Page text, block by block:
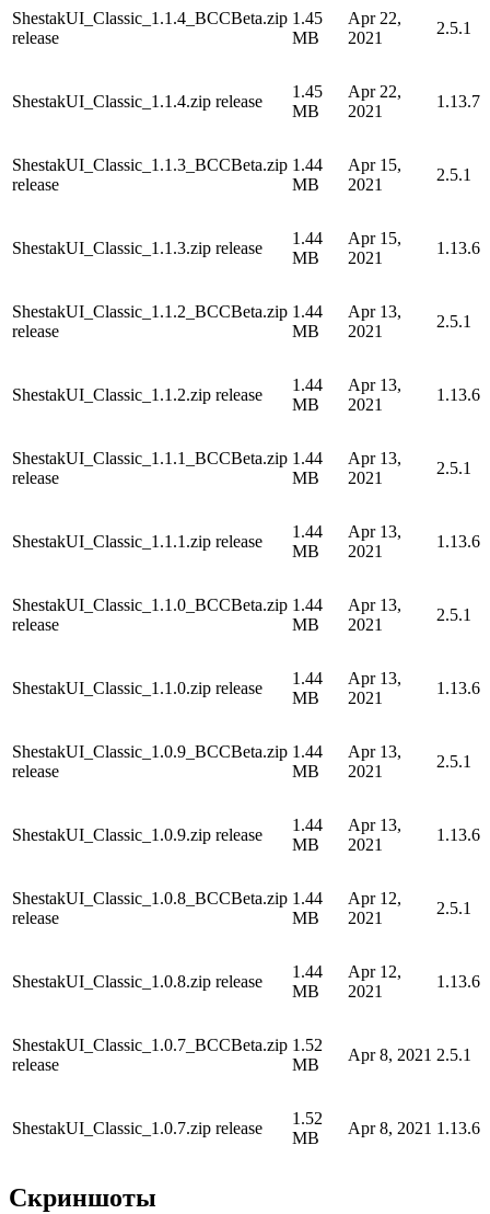
ShestakUI_Classic_1.1.4_BCCBeta.zip
release
1.45
MB
Apr 22,
2021
2.5.1
ShestakUI_Classic_1.1.4.zip release
1.45
MB
Apr 22,
2021
1.13.7
ShestakUI_Classic_1.1.3_BCCBeta.zip
release
1.44
MB
Apr 15,
2021
2.5.1
ShestakUI_Classic_1.1.3.zip release
1.44
MB
Apr 15,
2021
1.13.6
ShestakUI_Classic_1.1.2_BCCBeta.zip
release
1.44
MB
Apr 13,
2021
2.5.1
ShestakUI_Classic_1.1.2.zip release
1.44
MB
Apr 13,
2021
1.13.6
ShestakUI_Classic_1.1.1_BCCBeta.zip
release
1.44
MB
Apr 13,
2021
2.5.1
ShestakUI_Classic_1.1.1.zip release
1.44
MB
Apr 13,
2021
1.13.6
ShestakUI_Classic_1.1.0_BCCBeta.zip
release
1.44
MB
Apr 13,
2021
2.5.1
ShestakUI_Classic_1.1.0.zip release
1.44
MB
Apr 13,
2021
1.13.6
ShestakUI_Classic_1.0.9_BCCBeta.zip
release
1.44
MB
Apr 13,
2021
2.5.1
ShestakUI_Classic_1.0.9.zip release
1.44
MB
Apr 13,
2021
1.13.6
ShestakUI_Classic_1.0.8_BCCBeta.zip
release
1.44
MB
Apr 12,
2021
2.5.1
ShestakUI_Classic_1.0.8.zip release
1.44
MB
Apr 12,
2021
1.13.6
ShestakUI_Classic_1.0.7_BCCBeta.zip
release
1.52
MB
Apr 8, 2021 2.5.1
ShestakUI_Classic_1.0.7.zip release
1.52
MB
Apr 8, 2021 1.13.6
Скриншоты